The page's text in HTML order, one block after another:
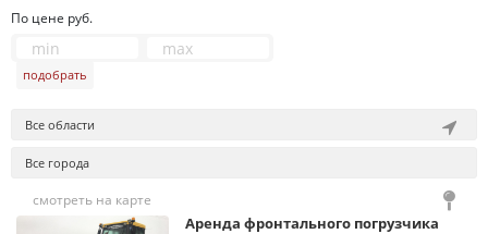
По цене руб.
подобрать
Все области
Все города
смотреть на карте
Аренда фронтального погрузчика